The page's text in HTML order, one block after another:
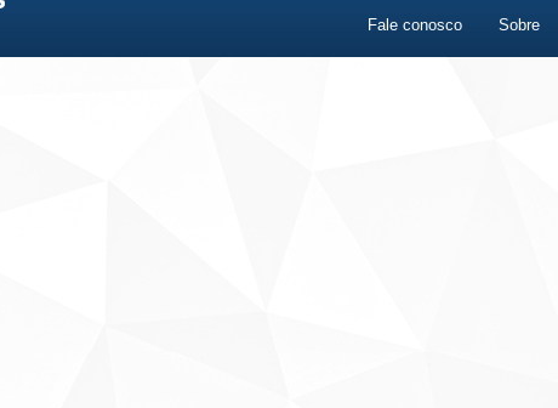
Fale conosco Sobre